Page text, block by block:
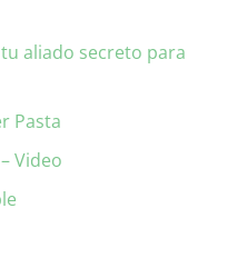
aliado secreto para
Pasta
Video